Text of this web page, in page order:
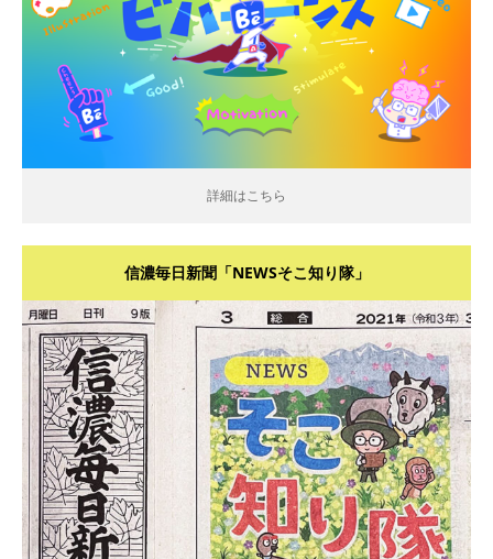
詳細はこちら
詳細はこちら
信濃毎日新聞「NEWSそこ知り隊」
詳細はこちら